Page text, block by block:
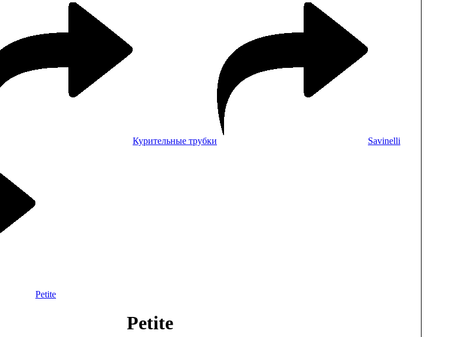
Курительные трубки Savinelli
Petite
Petite